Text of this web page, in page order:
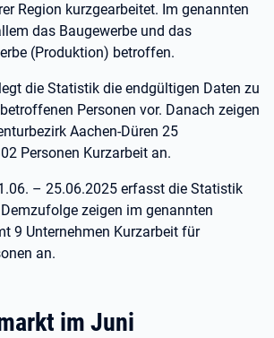
Region kurzgearbeitet. Im genannten
das Baugewerbe und das
(Produktion) betroffen.
die Statistik die endgültigen Daten zu
Personen vor. Danach zeigen
Aachen-Düren 25
Personen Kurzarbeit an.
– 25.06.2025 erfasst die Statistik
zeigen im genannten
9 Unternehmen Kurzarbeit für
an.
im Juni